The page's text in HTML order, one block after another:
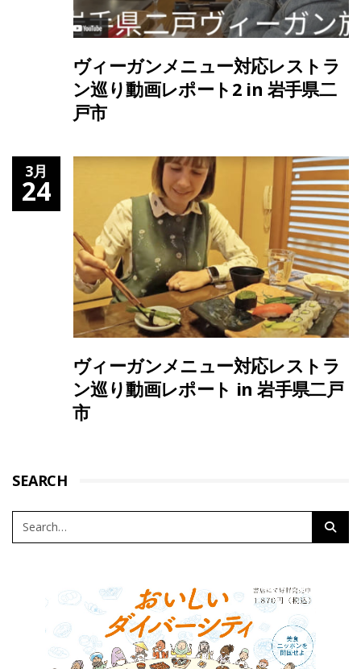
ヴィーガンメニュー対応レストラ
ン巡り動画レポート2 in 岩手県二
戸市
3月
24
ヴィーガンメニュー対応レストラ
ン巡り動画レポート in 岩手県二戸
市
SEARCH